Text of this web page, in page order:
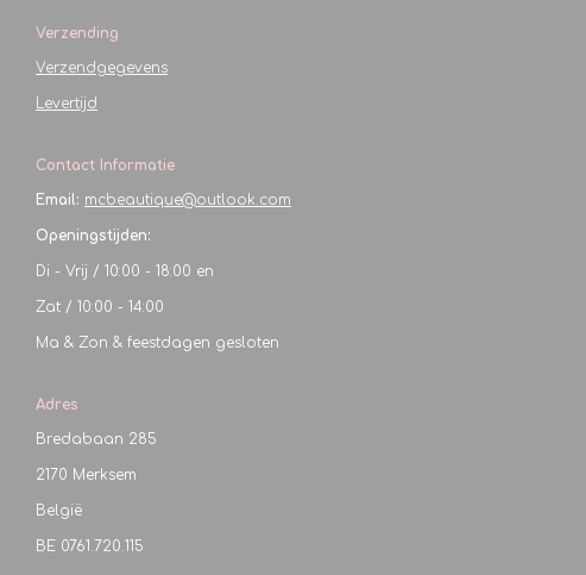
Verzending
Verzendgegevens
Levertijd
Contact Informatie
Email: mcbeautique@outlook.com
Openingstijden:
Di - Vrij / 10:00 - 18:00 en
Zat / 10:00 - 14:00
Ma & Zon & feestdagen gesloten
Adres
Bredabaan 285
2170 Merksem
België
BE 0761.720.115